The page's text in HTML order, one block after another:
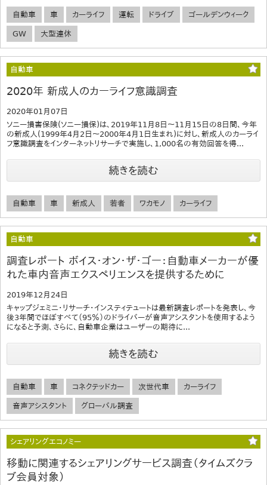
自動車 車 カーライフ 運転 ドライブ ゴールデンウィーク
GW 大型連休
自動車
2020年 新成人のカーライフ意識調査
2020年01月07日
ソニー損害保険(ソニー損保)は、2019年11月8日〜11月15日の8日間、今年
の新成人(1999年4月2日〜2000年4月1日生まれ)に対し、新成人のカーライ
フ意識調査をインターネットリサーチで実施し、1,000名の有効回答を得...
続きを読む
自動車 車 新成人 若者 ワカモノ カーライフ
自動車
調査レポート ボイス・オン・ザ・ゴー：自動車メーカーが優
れた車内音声エクスペリエンスを提供するために
2019年12月24日
キャップジェミニ・リサーチ・インスティテュートは最新調査レポートを発表し、今
後3年間でほぼすべて（95％）のドライバーが音声アシスタントを使用するよう
になると予測、さらに、自動車企業はユーザーの期待に...
続きを読む
自動車 車 コネクテッドカー 次世代車 カーライフ
音声アシスタント グローバル調査
シェアリングエコノミー
移動に関連するシェアリングサービス調査（タイムズクラ
ブ会員対象）